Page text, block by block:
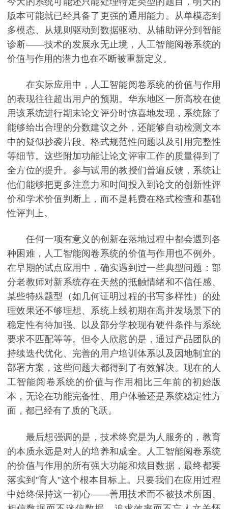
版本可能就已经具备了更强的通用能力。从单模态到
多模态、从规则驱动到数据驱动、从辅助评分到智能
诊断——技术的发展永无止境，人工智能阅卷系统的
价值与作用的潜力也在不断被重新定义。
在实际应用中，人工智能阅卷系统的价值与作用
的表现往往超出用户的预期。华东地区一所高校在使
用该系统进行期末论文评分时惊喜地发现，系统除了
能够给出合理的分数建议之外，还能够自动检测文本
中的疑似抄袭片段、格式规范性问题以及引用完整性
等细节。这些附加功能让论文评审工作的质量得到了
全方位的提升。参与试用的教授们普遍反馈，系统让
他们能够把更多注意力和时间投入到论文的创新性评
价和学术价值判断上，而不是耗费在格式检查和基础
性评判上。
任何一项有意义的创新在落地过程中都会遇到各
种困难，人工智能阅卷系统的价值与作用也不例外。
在早期的试点应用中，确实遇到过一些典型问题：部
分老教师对新系统存在天然的抵触情绪和不信任感、
某些特殊题型（如几何证明过程的书写多样性）的处
理效果还不够理想、系统上线初期在高并发场景下的
稳定性有待加强、以及部分学校现有硬件条件与系统
要求不匹配等等。但令人欣慰的是，通过产品团队的
持续迭代优化、完善的用户培训体系以及因地制宜的
部署方案，这些问题大都得到了有效解决。现在的人
工智能阅卷系统的价值与作用相比三年前的初始版
本，无论在功能完备性、用户体验还是系统稳定性方
面，都已经有了质的飞跃。
最后想强调的是，技术终究是为人服务的，教育
的本质永远是对人的培养和成全。人工智能阅卷系统
的价值与作用的所有强大功能和炫目数据，最终都要
落实到"育人"这个根本目标上。只要我们在应用过程
中始终保持这一初心——善用技术而不被技术所困、